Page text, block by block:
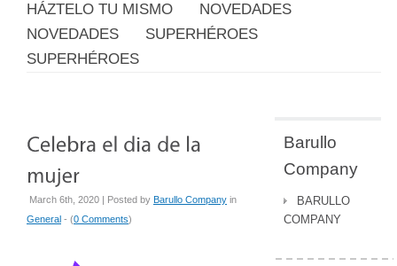
HÁZTELO TU MISMO
NOVEDADES
NOVEDADES
SUPERHÉROES
SUPERHÉROES
March 6th, 2020 | Posted by Barullo Company in
General - (0 Comments)
Barullo
Company
BARULLO
COMPANY